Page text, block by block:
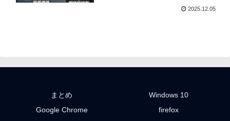
2025.12.05
まとめ
Windows 10
Google Chrome
firefox